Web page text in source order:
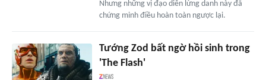
Nhưng những vị đạo diễn lừng danh này đã
chứng minh điều hoàn toàn ngược lại.
Tướng Zod bất ngờ hồi sinh trong
'The Flash'